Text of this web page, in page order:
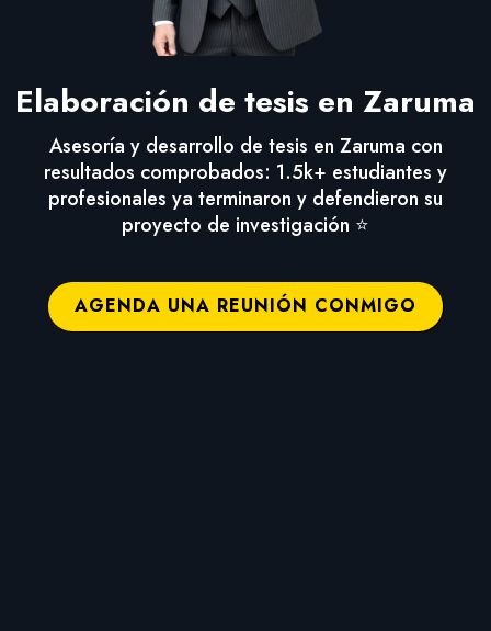
Elaboración de tesis en Zaruma
Asesoría y desarrollo de tesis en Zaruma con
resultados comprobados: 1.5k+ estudiantes y
profesionales ya terminaron y defendieron su
proyecto de investigación ⭐
AGENDA UNA REUNIÓN CONMIGO